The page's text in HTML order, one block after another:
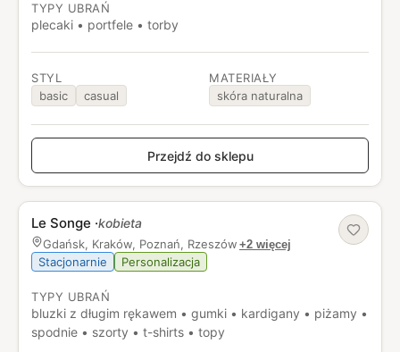
TYPY UBRAŃ
plecaki • portfele • torby
STYL
basic
casual
MATERIAŁY
skóra naturalna
Przejdź do sklepu
Le Songe ·kobieta
Gdańsk, Kraków, Poznań, Rzeszów +2 więcej
Stacjonarnie Personalizacja
TYPY UBRAŃ
bluzki z długim rękawem • gumki • kardigany • piżamy •
spodnie • szorty • t-shirts • topy